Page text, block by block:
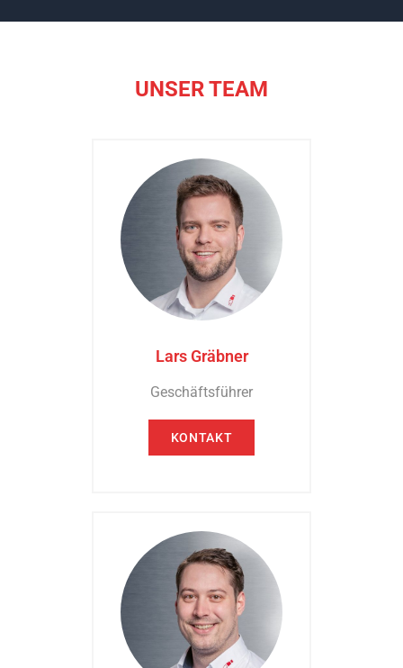
UNSER TEAM
Lars Gräbner
Geschäftsführer
KONTAKT